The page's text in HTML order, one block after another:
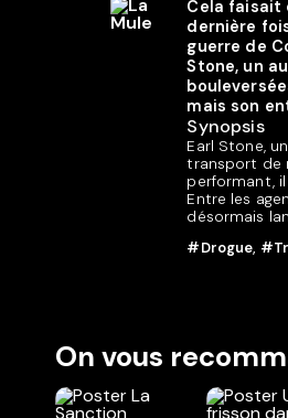
Cela faisait
dernière
guerre de
Stone, un
mais son
Synopsis
Earl Stone,
transport de
performant,
Entre les
désormais
#Drogue,
On vous